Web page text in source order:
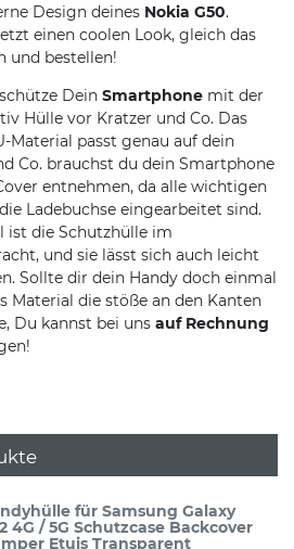
Design deines Nokia G50.
einen coolen Look, gleich das
und bestellen!
Dein Smartphone mit der
Hülle vor Kratzer und Co. Das
Material passt genau auf dein
Co. brauchst du dein Smartphone
entnehmen, da alle wichtigen
Ladebuchse eingearbeitet sind.
ist die Schutzhülle im
und sie lässt sich auch leicht
Sollte dir dein Handy doch einmal
Material die stöße an den Kanten
Du kannst bei uns auf Rechnung
für Samsung Galaxy
4G / 5G Schutzcase Backcover
Etuis Transparent